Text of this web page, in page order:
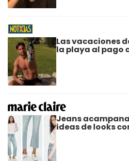
Las vacaciones
la playa al pago
Jeans
ideas de looks